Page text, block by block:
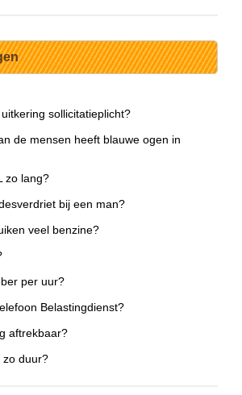
sollicitatieplicht?
de mensen heeft blauwe ogen in
zo lang?
bij een man?
veel benzine?
per uur?
Belastingdienst?
aftrekbaar?
zo duur?